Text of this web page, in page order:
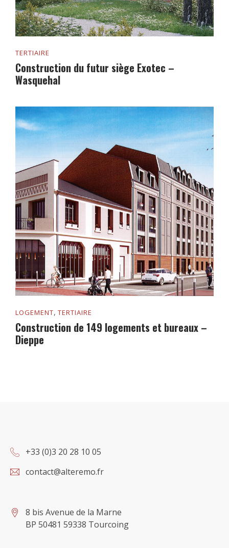
TERTIAIRE
Construction du futur siège Exotec –
Wasquehal
LOGEMENT, TERTIAIRE
Construction de 149 logements et bureaux –
Dieppe
+33 (0)3 20 28 10 05
contact@alteremo.fr
8 bis Avenue de la Marne
BP 50481 59338 Tourcoing